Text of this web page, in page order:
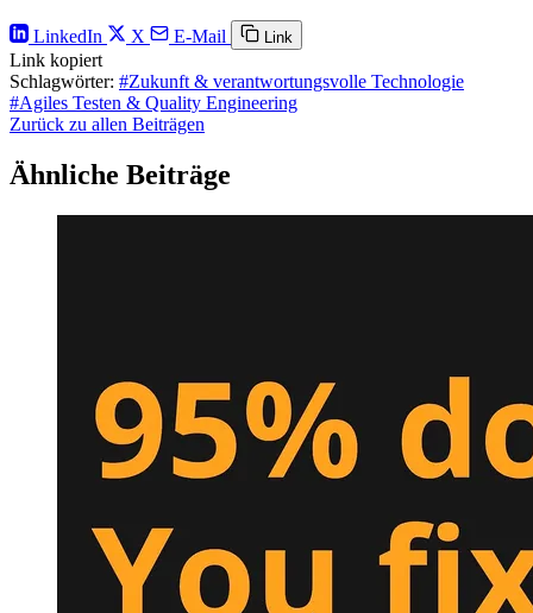
LinkedIn X E-Mail Link
Link kopiert
Schlagwörter: #Zukunft & verantwortungsvolle Technologie
#Agiles Testen & Quality Engineering
Zurück zu allen Beiträgen
Ähnliche Beiträge